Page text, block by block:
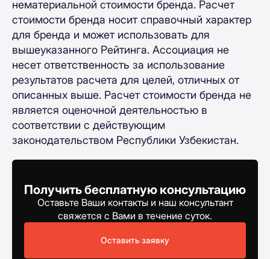
нематериальной стоимости бренда. Расчет
стоимости бренда носит справочный характер
для бренда и может использовать для
вышеуказанного Рейтинга. Ассоциация не
несет ответственность за использование
результатов расчета для целей, отличных от
описанных выше. Расчет стоимости бренда не
является оценочной деятельностью в
соответствии с действующим
законодательством Республики Узбекистан.
Получить бесплатную консультацию
Оставьте Ваши контакты и наш консультант
свяжется с Вами в течение суток.
Оставить заявку